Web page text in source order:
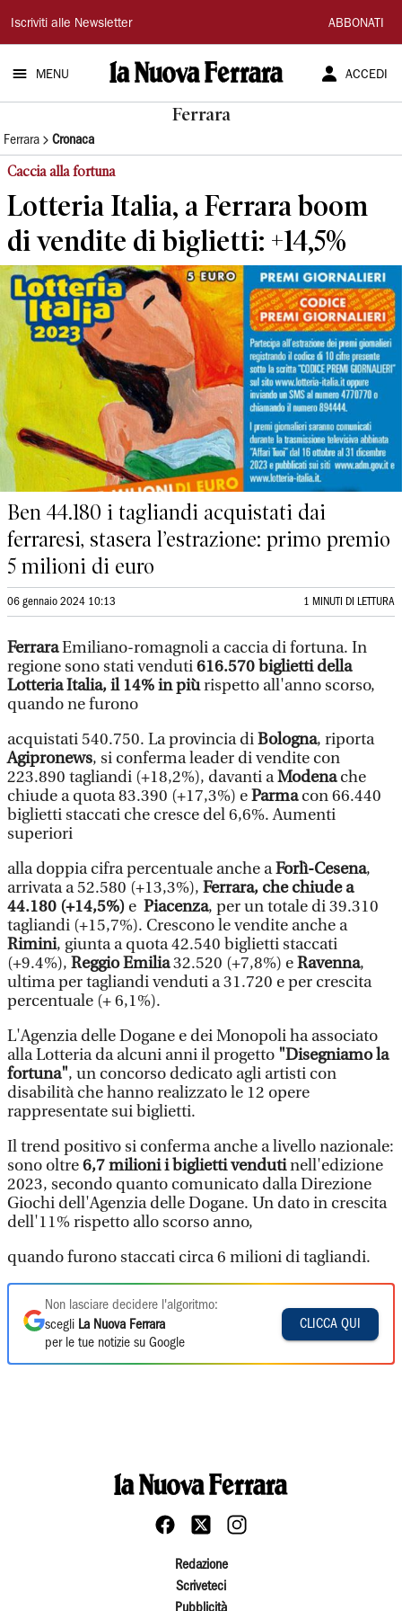
La
Nuova
Ferrara
Iscriviti alle Newsletter ABBONATI
MENU ACCEDI
Ferrara
Ferrara Cronaca
Caccia alla fortuna
Lotteria Italia, a Ferrara boom
di vendite di biglietti: +14,5%
Ben 44.180 i tagliandi acquistati dai
ferraresi, stasera l’estrazione: primo premio
5 milioni di euro
06 gennaio 2024 10:13 1 MINUTI DI LETTURA
FerraraEmiliano-romagnoli a caccia di fortuna. In
regione sono stati venduti616.570 biglietti della
Lotteria Italia, il 14% in piùrispetto all'anno scorso,
quando ne furono
acquistati 540.750. La provincia diBologna, riporta
Agipronews, si conferma leader di vendite con
223.890 tagliandi (+18,2%), davanti aModenache
chiude a quota 83.390 (+17,3%) eParmacon 66.440
biglietti staccati che cresce del 6,6%. Aumenti
superiori
alla doppia cifra percentuale anche aForlì-Cesena,
arrivata a 52.580 (+13,3%), Ferrara, che chiude a
44.180 (+14,5%) e Piacenza, per un totale di 39.310
tagliandi (+15,7%). Crescono le vendite anche a
Rimini, giunta a quota 42.540 biglietti staccati
(+9.4%), Reggio Emilia32.520 (+7,8%) eRavenna,
ultima per tagliandi venduti a 31.720 e per crescita
percentuale (+ 6,1%).
L'Agenzia delle Dogane e dei Monopoli ha associato
alla Lotteria da alcuni anni il progetto "Disegniamo la
fortuna", un concorso dedicato agli artisti con
disabilità che hanno realizzato le 12 opere
rappresentate sui biglietti.
Il trend positivo si conferma anche a livello nazionale:
sono oltre6,7 milioni i biglietti vendutinell'edizione
2023, secondo quanto comunicato dalla Direzione
Giochi dell'Agenzia delle Dogane. Un dato in crescita
dell'11% rispetto allo scorso anno,
quando furono staccati circa 6 milioni di tagliandi.
Non lasciare decidere l'algoritmo:
scegli La Nuova Ferrara
per le tue notizie su Google
CLICCA QUI
Redazione
Scriveteci
Pubblicità